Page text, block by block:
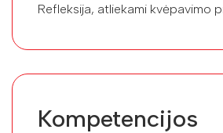
Refleksija, atliekami kvėpavimo
Kompetencijos